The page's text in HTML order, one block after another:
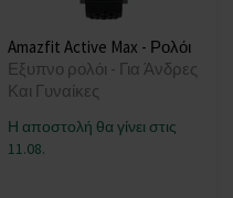
Amazfit Active Max - Ρολόι
Εξυπνο ρολόι - Για Άνδρες
Και Γυναίκες
Η αποστολή θα γίνει στις
11.08.